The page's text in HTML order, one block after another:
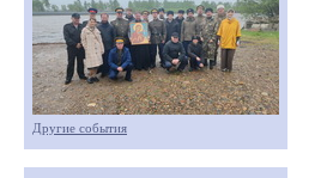
Другие события